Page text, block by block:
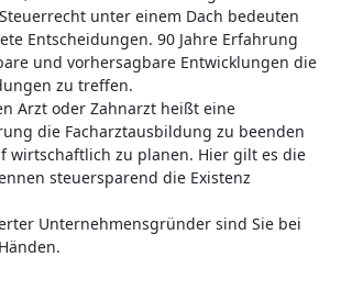
unter einem Dach bedeuten
Entscheidungen. 90 Jahre Erfahrung
und vorhersagbare Entwicklungen die
zu treffen.
Arzt oder Zahnarzt heißt eine
die Facharztausbildung zu beenden
wirtschaftlich zu planen. Hier gilt es die
steuersparend die Existenz
Unternehmensgründer sind Sie bei